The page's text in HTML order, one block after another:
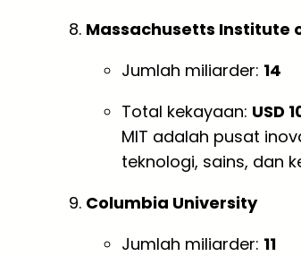
Massachusetts Institute
Jumlah miliarder: 14
Total kekayaan: USD
MIT adalah pusat
teknologi, sains, dan
Columbia University
Jumlah miliarder: 11